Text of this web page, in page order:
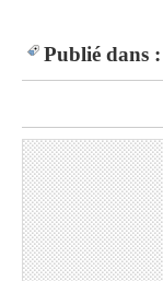
Publié dans :